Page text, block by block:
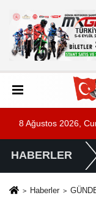
8 Ağustos 2026,
HABERLER
Haberler